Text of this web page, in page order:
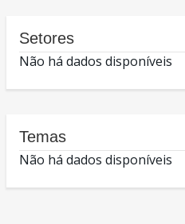
Setores
Não há dados disponíveis
Temas
Não há dados disponíveis